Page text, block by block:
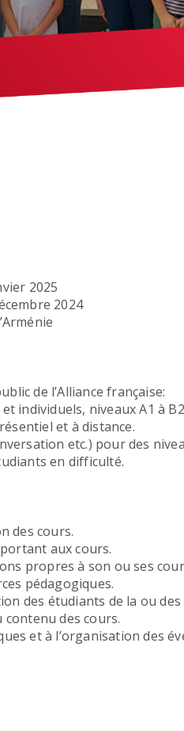
2025
2024
de l’Alliance française:
individuels, niveaux A1 à B2
et à distance.
etc.) pour des
en difficulté.
des cours.
aux cours.
propres à son ou ses
pédagogiques.
des étudiants de la ou
des cours.
et à l’organisation des